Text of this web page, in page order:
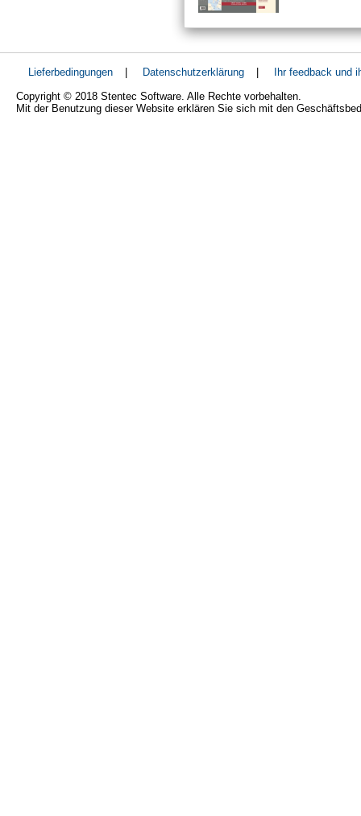
Lieferbedingungen | Datenschutzerklärung |
Ihr feedback und
Copyright © 2018 Stentec Software. Alle Rechte vorbehalten.
Mit der Benutzung dieser Website erklären Sie sich mit den